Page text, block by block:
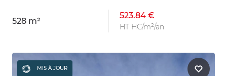
528 m²
523.84 €
HT HC/m²/an
MIS À JOUR